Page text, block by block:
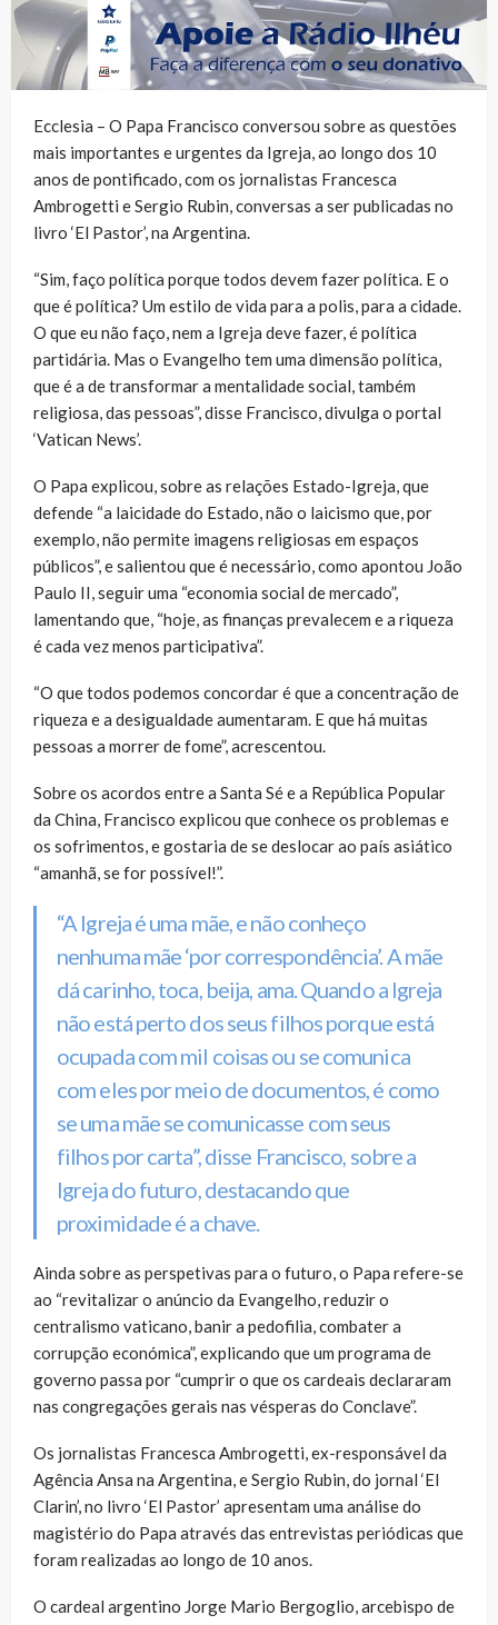
Ecclesia – O Papa Francisco conversou sobre as questões
mais importantes e urgentes da Igreja, ao longo dos 10
anos de pontificado, com os jornalistas Francesca
Ambrogetti e Sergio Rubin, conversas a ser publicadas no
livro ‘El Pastor’, na Argentina.
“Sim, faço política porque todos devem fazer política. E o
que é política? Um estilo de vida para a polis, para a cidade.
O que eu não faço, nem a Igreja deve fazer, é política
partidária. Mas o Evangelho tem uma dimensão política,
que é a de transformar a mentalidade social, também
religiosa, das pessoas”, disse Francisco, divulga o portal
‘Vatican News’.
O Papa explicou, sobre as relações Estado-Igreja, que
defende “a laicidade do Estado, não o laicismo que, por
exemplo, não permite imagens religiosas em espaços
públicos”, e salientou que é necessário, como apontou João
Paulo II, seguir uma “economia social de mercado”,
lamentando que, “hoje, as finanças prevalecem e a riqueza
é cada vez menos participativa”.
“O que todos podemos concordar é que a concentração de
riqueza e a desigualdade aumentaram. E que há muitas
pessoas a morrer de fome”, acrescentou.
Sobre os acordos entre a Santa Sé e a República Popular
da China, Francisco explicou que conhece os problemas e
os sofrimentos, e gostaria de se deslocar ao país asiático
“amanhã, se for possível!”.
“A Igreja é uma mãe, e não conheço
nenhuma mãe ‘por correspondência’. A mãe
dá carinho, toca, beija, ama. Quando a Igreja
não está perto dos seus filhos porque está
ocupada com mil coisas ou se comunica
com eles por meio de documentos, é como
se uma mãe se comunicasse com seus
filhos por carta”, disse Francisco, sobre a
Igreja do futuro, destacando que
proximidade é a chave.
Ainda sobre as perspetivas para o futuro, o Papa refere-se
ao “revitalizar o anúncio da Evangelho, reduzir o
centralismo vaticano, banir a pedofilia, combater a
corrupção económica”, explicando que um programa de
governo passa por “cumprir o que os cardeais declararam
nas congregações gerais nas vésperas do Conclave”.
Os jornalistas Francesca Ambrogetti, ex-responsável da
Agência Ansa na Argentina, e Sergio Rubin, do jornal ‘El
Clarin’, no livro ‘El Pastor’ apresentam uma análise do
magistério do Papa através das entrevistas periódicas que
foram realizadas ao longo de 10 anos.
O cardeal argentino Jorge Mario Bergoglio, arcebispo de